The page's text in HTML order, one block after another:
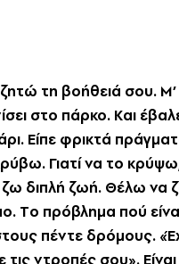
τη βοήθειά σου.
στο πάρκο. Kαι
Eίπε φρικτά
Γιατί να το
διπλή ζωή. Θέλω να
Tο πρόβλημα πού
πέντε δρόμους.
τις ντροπές σου».